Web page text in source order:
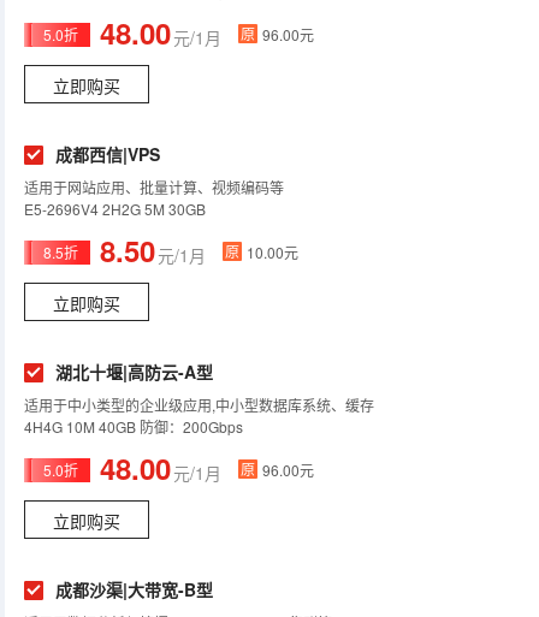
5.0折 48.00元/1月 原 96.00元
立即购买
成都西信|VPS
适用于网站应用、批量计算、视频编码等
E5-2696V4 2H2G 5M 30GB
8.5折 8.50元/1月 原 10.00元
立即购买
湖北十堰|高防云-A型
适用于中小类型的企业级应用,中小型数据库系统、缓存
4H4G 10M 40GB 防御：200Gbps
5.0折 48.00元/1月 原 96.00元
立即购买
成都沙渠|大带宽-B型